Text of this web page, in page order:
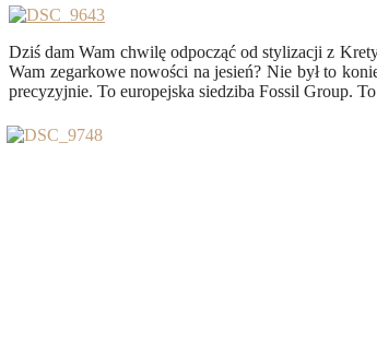
Dziś dam Wam chwilę odpocząć od stylizacji z
Wam zegarkowe nowości na jesień? Nie był to
precyzyjnie. To europejska siedziba Fossil Group.